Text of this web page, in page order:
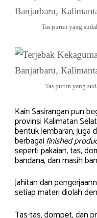
Tas purun yang
Tas purun yang
Kain Sasirangan pun
provinsi Kalimatan
bentuk lembaran, juga
berbagai finished
seperti pakaian, tas,
bandana, dan masih
Jahitan dan
setiap materi diolah
Tas-tas, dompet, dan